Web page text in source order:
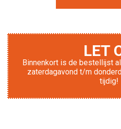
LET
Binnenkort is de bestellijst
zaterdagavond t/m
tijdig!